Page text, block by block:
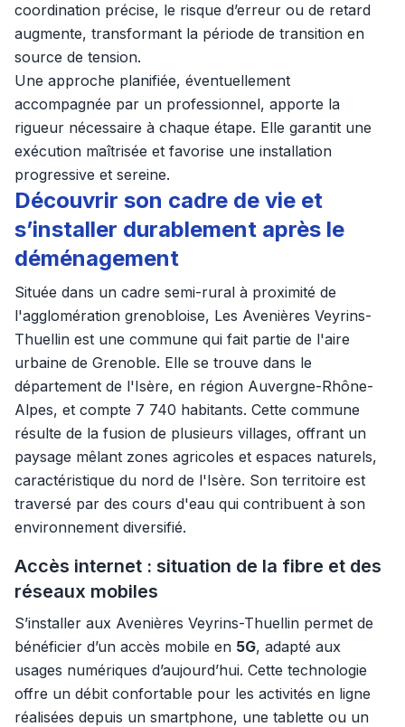
coordination précise, le risque d’erreur ou de retard
augmente, transformant la période de transition en
source de tension.
Une approche planifiée, éventuellement
accompagnée par un professionnel, apporte la
rigueur nécessaire à chaque étape. Elle garantit une
exécution maîtrisée et favorise une installation
progressive et sereine.
Découvrir son cadre de vie et
s’installer durablement après le
déménagement
Située dans un cadre semi-rural à proximité de
l'agglomération grenobloise, Les Avenières Veyrins-
Thuellin est une commune qui fait partie de l'aire
urbaine de Grenoble. Elle se trouve dans le
département de l'Isère, en région Auvergne-Rhône-
Alpes, et compte 7 740 habitants. Cette commune
résulte de la fusion de plusieurs villages, offrant un
paysage mêlant zones agricoles et espaces naturels,
caractéristique du nord de l'Isère. Son territoire est
traversé par des cours d'eau qui contribuent à son
environnement diversifié.
Accès internet : situation de la fibre et des
réseaux mobiles
S’installer aux Avenières Veyrins-Thuellin permet de
bénéficier d’un accès mobile en 5G, adapté aux
usages numériques d’aujourd’hui. Cette technologie
offre un débit confortable pour les activités en ligne
réalisées depuis un smartphone, une tablette ou un